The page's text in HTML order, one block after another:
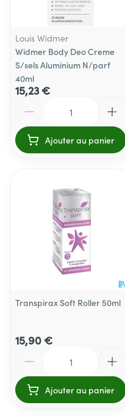
Louis Widmer
Widmer Body Deo Creme
S/sels Aluminium N/parf
40ml
15,23 €
Ajouter au panier
Transpirax Soft Roller 50ml
15,90 €
Ajouter au panier